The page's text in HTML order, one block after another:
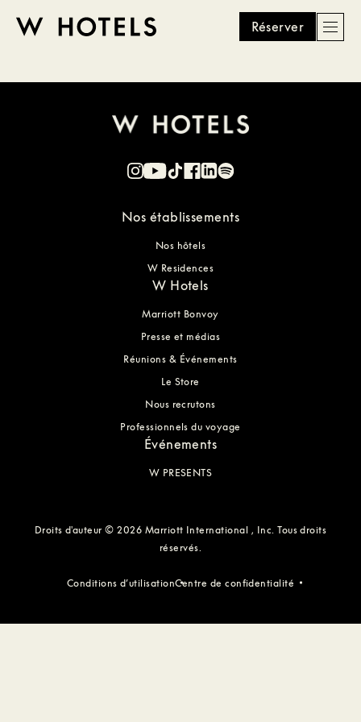
to
HOTELS
Réserver
Nos établissements
Nos hôtels
W Residences
W Hotels
Marriott Bonvoy
Presse et médias
Réunions & Événements
Le Store
Nous recrutons
Professionnels du voyage
Événements
W PRESENTS
Droits d'auteur © 2026 Marriott International , Inc. Tous droits
réservés.
Conditions d’utilisationCentre de confidentialité